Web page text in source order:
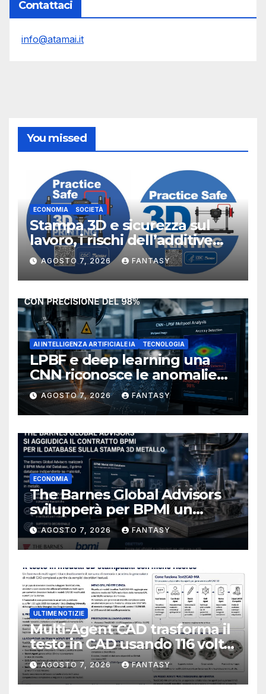
Contattaci
info@atamai.it
You missed
ECONOMIA SOCIETÀ
Stampa 3D e sicurezza sul
lavoro, i rischi dell’additive
manufacturing secondo
NIOSH
AGOSTO 7, 2026 FANTASY
AI INTELLIGENZA ARTIFICIALE IA TECNOLOGIA
LPBF e deep learning una
CNN riconosce le anomalie
del bagno di fusione
AGOSTO 7, 2026 FANTASY
ECONOMIA
The Barnes Global Advisors
svilupperà per BPMI un
database per la stampa 3D
metallica destinata alla filiera
navale statunitense
AGOSTO 7, 2026 FANTASY
ULTIME NOTIZIE
Multi-Agent CAD trasforma il
testo in CAD usando 116 volte
meno token
AGOSTO 7, 2026 FANTASY